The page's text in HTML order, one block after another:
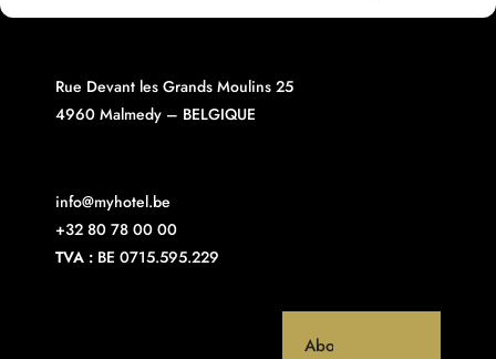
Rue Devant les Grands Moulins 25
4960 Malmedy – BELGIQUE
info@myhotel.be
+32 80 78 00 00
TVA : BE 0715.595.229
Abonneer op onze